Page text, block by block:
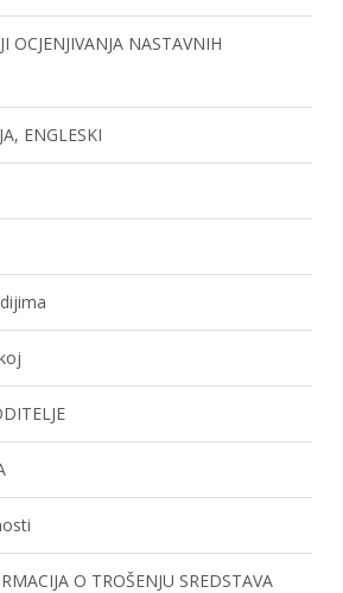
OCJENJIVANJA NASTAVNIH
ENGLESKI
O TROŠENJU SREDSTAVA